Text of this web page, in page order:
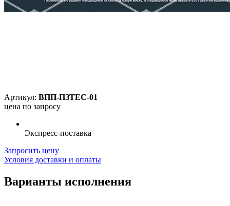
Артикул: ВПП-ПЗТЕС-01
цена по запросу
Экспресс-поставка
Запросить цену
Условия доставки и оплаты
Варианты исполнения